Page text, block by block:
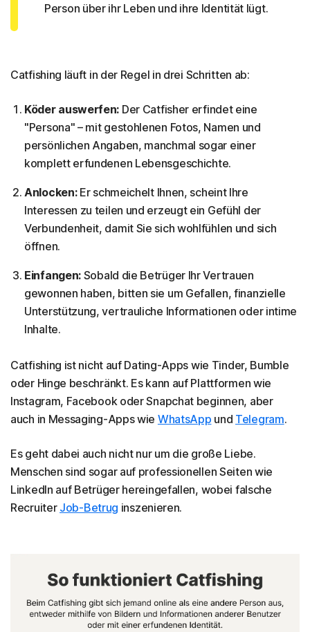
Person über ihr Leben und ihre Identität lügt.
Catfishing läuft in der Regel in drei Schritten ab:
Köder auswerfen: Der Catfisher erfindet eine
"Persona" – mit gestohlenen Fotos, Namen und
persönlichen Angaben, manchmal sogar einer
komplett erfundenen Lebensgeschichte.
Anlocken:Er schmeichelt Ihnen, scheint Ihre
Interessen zu teilen und erzeugt ein Gefühl der
Verbundenheit, damit Sie sich wohlfühlen und sich
öffnen.
Einfangen: Sobald die Betrüger Ihr Vertrauen
gewonnen haben, bitten sie um Gefallen, finanzielle
Unterstützung, vertrauliche Informationen oder intime
Inhalte.
Catfishing ist nicht auf Dating-Apps wie Tinder, Bumble
oder Hinge beschränkt. Es kann auf Plattformen wie
Instagram, Facebook oder Snapchat beginnen, aber
auch in Messaging-Apps wie WhatsApp und Telegram.
Es geht dabei auch nicht nur um die große Liebe.
Menschen sind sogar auf professionellen Seiten wie
LinkedIn auf Betrüger hereingefallen, wobei falsche
Recruiter Job-Betrug inszenieren.